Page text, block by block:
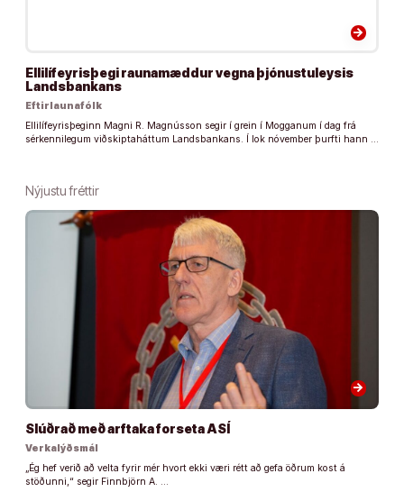
arrow_forward
Ellilífeyrisþegi raunamæddur vegna þjónustuleysis
Landsbankans
Eftirlaunafólk
Ellilífeyrisþeginn Magni R. Magnússon segir í grein í Mogganum í dag frá
sérkennilegum viðskiptaháttum Landsbankans. Í lok nóv­em­ber þurfti hann …
Nýjustu fréttir
arrow_forward
Slúðrað með arftaka forseta ASÍ
Verkalýðsmál
„Ég hef verið að velta fyrir mér hvort ekki væri rétt að gefa öðrum kost á
stöðunni,“ segir Finnbjörn A. …